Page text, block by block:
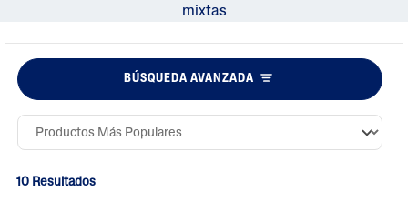
mixtas
BÚSQUEDA AVANZADA
10 Resultados